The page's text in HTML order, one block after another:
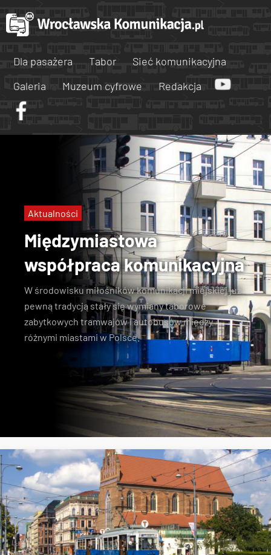
Dla pasażera Tabor
Sieć komunikacyjna
Galeria
Muzeum cyfrowe Redakcja
Międzymiastowa
współpraca komunikacyjna
W środowisku miłośników komunikacji miejskiej już
pewną tradycją stały się wymiany taborowe
zabytkowych tramwajów i autobusów między
różnymi miastami w Polsce.
Aktualności
Konstal N
zabytkowe tramwaje
KSTM
linie specjalne